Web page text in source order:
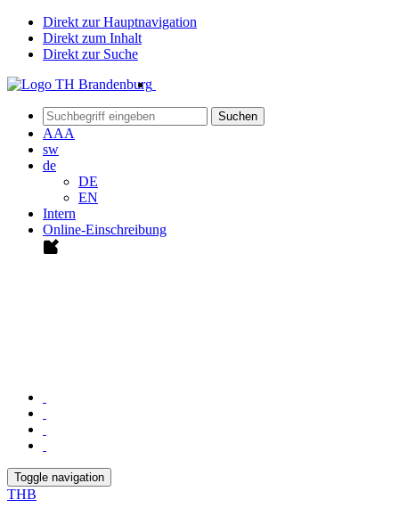
Direkt zur Hauptnavigation
Direkt zum Inhalt
Direkt zur Suche
Suchen
AAA
sw
de
DE
EN
Intern
Online-Einschreibung
Toggle navigation
THB